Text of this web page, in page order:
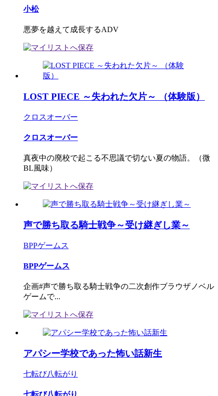
小松
悪夢を越えて成長するADV
LOST PIECE ～失われた欠片～ （体験版）
クロスオーバー
クロスオーバー
真夜中の廃校で起こる不思議で切ない夏の物語。（微
BL風味）
声で勝ち取る騎士戦争～受け継ぎし業～
BPPゲームス
BPPゲームス
企画#声で勝ち取る騎士戦争の二次創作ブラウザノベル
ゲームで...
アパシー学校であった怖い話新生
七転び八転がり
七転び八転がり